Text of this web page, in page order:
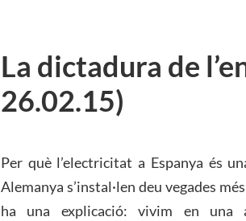
La dictadura de
26.02.15)
Per què l’electricitat a Espanya és
Alemanya s’instal·len deu vegades
ha una explicació: vivim en una